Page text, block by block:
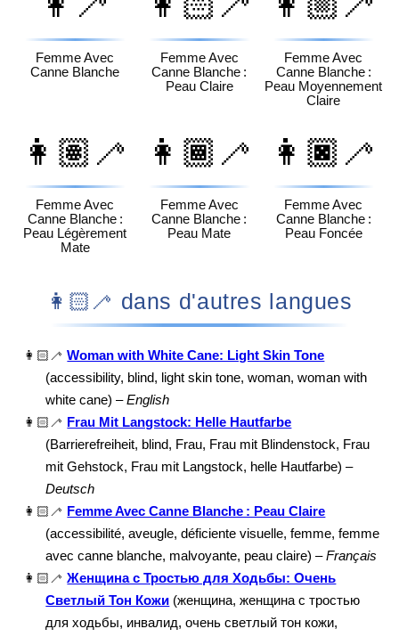
Femme Avec
Canne Blanche
Femme Avec
Canne Blanche :
Peau Claire
Femme Avec
Canne Blanche :
Peau Moyennement
Claire
👩🏽‍🦯
Femme Avec
Canne Blanche :
Peau Légèrement
Mate
👩🏾‍🦯
Femme Avec
Canne Blanche :
Peau Mate
👩🏿‍🦯
Femme Avec
Canne Blanche :
Peau Foncée
👩🏻‍🦯 dans d'autres langues
👩🏻‍🦯 Woman with White Cane: Light Skin Tone
(accessibility, blind, light skin tone, woman, woman with
white cane) –English
👩🏻‍🦯 Frau Mit Langstock: Helle Hautfarbe
(Barrierefreiheit, blind, Frau, Frau mit Blindenstock, Frau
mit Gehstock, Frau mit Langstock, helle Hautfarbe) –
Deutsch
👩🏻‍🦯 Femme Avec Canne Blanche : Peau Claire
(accessibilité, aveugle, déficiente visuelle, femme, femme
avec canne blanche, malvoyante, peau claire) –Français
👩🏻‍🦯 Женщина с Тростью для Ходьбы: Очень
Светлый Тон Кожи (женщина, женщина с тростью
для ходьбы, инвалид, очень светлый тон кожи,